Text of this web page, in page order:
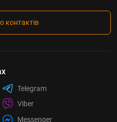
контактів
Telegram
Viber
Messenger